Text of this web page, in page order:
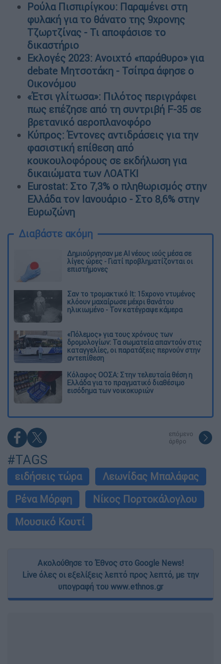
Ρούλα Πισπιρίγκου: Παραμένει στη
φυλακή για το θάνατο της 9χρονης
Τζωρτζίνας - Τι αποφάσισε το
δικαστήριο
Εκλογές 2023: Ανοιχτό «παράθυρο» για
debate Μητσοτάκη - Τσίπρα άφησε ο
Οικονόμου
«Έτσι γλίτωσα»: Πιλότος περιγράφει
πως επέζησε από τη συντριβή F-35 σε
βρετανικό αεροπλανοφόρο
Κύπρος: Έντονες αντιδράσεις για την
φασιστική επίθεση από
κουκουλοφόρους σε εκδήλωση για
δικαιώματα των ΛΟΑΤΚΙ
Eurostat: Στο 7,3% ο πληθωρισμός στην
Ελλάδα τον Ιανουάριο - Στο 8,6% στην
Ευρωζώνη
Διαβάστε ακόμη
Δημιούργησαν με AI νέους ιούς μέσα σε
λίγες ώρες - Γιατί προβληματίζονται οι
επιστήμονες
Σαν το τρομακτικό It: 15χρονο ντυμένος
κλόουν μαχαίρωσε μέχρι θανάτου
ηλικιωμένο - Τον κατέγραψε κάμερα
«Πόλεμος» για τους χρόνους των
δρομολογίων: Τα σωματεία απαντούν στις
καταγγελίες, οι παρατάξεις περνούν στην
αντεπίθεση
Κόλαφος ΟΟΣΑ: Στην τελευταία θέση η
Ελλάδα για το πραγματικό διαθέσιμο
εισόδημα των νοικοκυριών
επόμενο
άρθρο
#TAGS
ειδήσεις τώρα
Λεωνίδας Μπαλάφας
Ρένα Μόρφη
Νίκος Πορτοκάλογλου
Μουσικό Κουτί
Ακολούθησε το Έθνος στο Google News!
Live όλες οι εξελίξεις λεπτό προς λεπτό, με την
υπογραφή του www.ethnos.gr